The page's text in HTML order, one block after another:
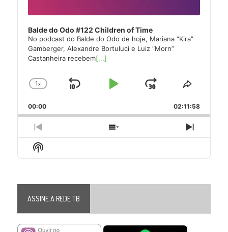
Balde do Odo #122 Children of Time
No podcast do Balde do Odo de hoje, Mariana “Kira”
Gamberger, Alexandre Bortuluci e Luiz “Morn”
Castanheira recebem[...]
Change
Rate
1x
Skip
Play
Jump
Forward
Share
Episode
00:00 02:11:58
Previous
Episode
Show
Episodes
Next
Episode
Show
Podcast
ASSINE A REDE TB